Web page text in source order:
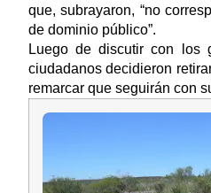
que, subrayaron, “no
de dominio público”.
Luego de discutir con los
ciudadanos decidieron
remarcar que seguirán con